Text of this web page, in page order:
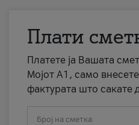
Плати
Платете ја Вашата
Мојот А1, само
фактурата што сакате
Број на сметка